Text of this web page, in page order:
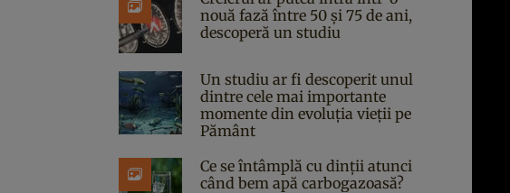
nouă fază între 50 și 75 de ani,
descoperă un studiu
Un studiu ar fi descoperit unul
dintre cele mai importante
momente din evoluția vieții pe
Pământ
Ce se întâmplă cu dinții atunci
când bem apă carbogazoasă?